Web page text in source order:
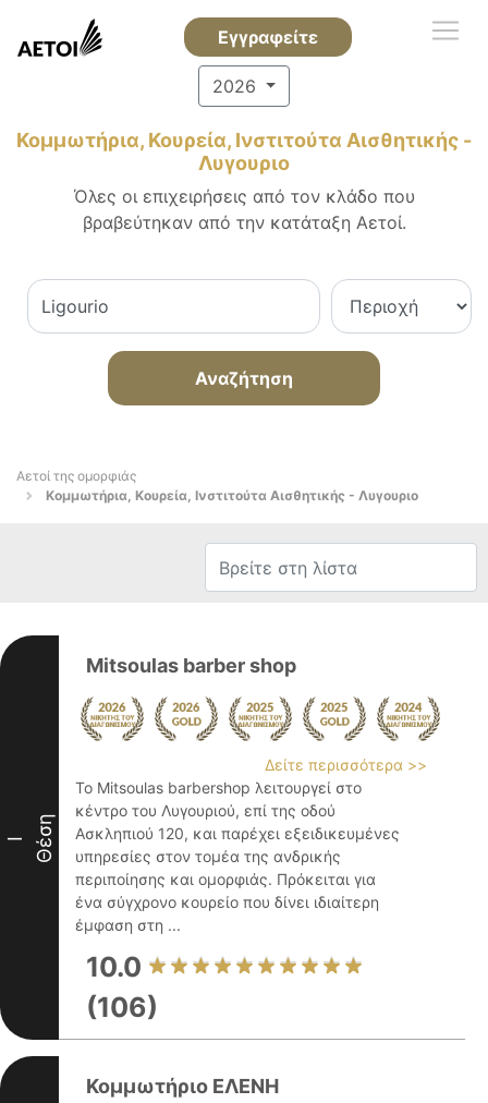
Εγγραφείτε
2026
Κομμωτήρια, Κουρεία, Ινστιτούτα Αισθητικής -
Λυγουριο
Όλες οι επιχειρήσεις από τον κλάδο που
βραβεύτηκαν από την κατάταξη Αετοί.
Αναζήτηση
Αετοί της ομορφιάς
Κομμωτήρια, Κουρεία, Ινστιτούτα Αισθητικής - Λυγουριο
I Θέση
Mitsoulas barber shop
Δείτε περισσότερα >>
Το Mitsoulas barbershop λειτουργεί στο
κέντρο του Λυγουριού, επί της οδού
Ασκληπιού 120, και παρέχει εξειδικευμένες
υπηρεσίες στον τομέα της ανδρικής
περιποίησης και ομορφιάς. Πρόκειται για
ένα σύγχρονο κουρείο που δίνει ιδιαίτερη
έμφαση στη ...
10.0
(106)
Κομμωτήριο ΕΛΕΝΗ